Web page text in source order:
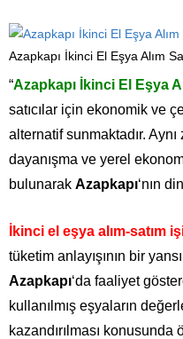
Azapkapı İkinci El Eşya Alım
“Azapkapı İkinci El Eşya
satıcılar için ekonomik ve
alternatif sunmaktadır.
dayanışma ve yerel
bulunarak Azapkapı‘nın
İkinci el eşya alım-satım
tüketim anlayışının bir
Azapkapı‘da faaliyet
kullanılmış eşyaların
kazandırılması